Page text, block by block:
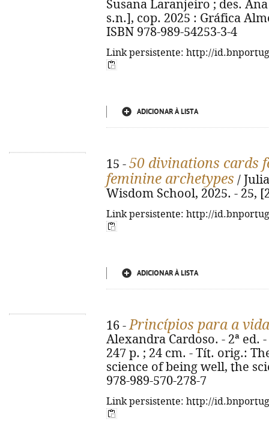
Susana Laranjeiro ; des.
s.n.], cop. 2025 : Gráfica
ISBN 978-989-54253-3-4
Link persistente: http://
ADICIONAR À LISTA
15 - 50 divinations cards
feminine archetypes /
Wisdom School, 2025. - 25,
Link persistente: http://
ADICIONAR À LISTA
16 -Princípios para a vida
Alexandra Cardoso. - 2ª ed.
247 p. ; 24 cm. - Tít. orig.:
science of being well, the
978-989-570-278-7
Link persistente: http://